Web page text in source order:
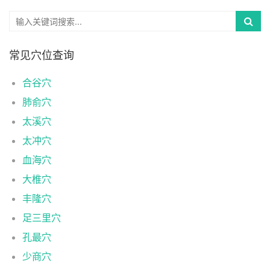
常见穴位查询
合谷穴
肺俞穴
太溪穴
太冲穴
血海穴
大椎穴
丰隆穴
足三里穴
孔最穴
少商穴